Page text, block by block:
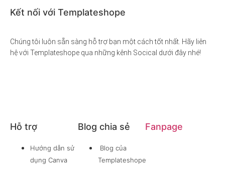
Kết nối với Templateshope
Chúng tôi luôn sẵn sàng hỗ trợ bạn một cách tốt nhất. Hãy liên
hệ với Templateshope qua những kênh Socical dưới đây nhé!
Hỗ trợ
Hướng dẫn sử
dụng Canva
Blog chia sẻ
Blog của
Templateshope
Fanpage